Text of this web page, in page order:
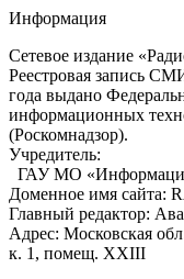
Информация
Сетевое издание
Реестровая запись
года выдано
информационных
(Роскомнадзор).
Учредитель:
ГАУ МО
Доменное имя сайта:
Главный редактор:
Адрес: Московская
к. 1, помещ. XXIII